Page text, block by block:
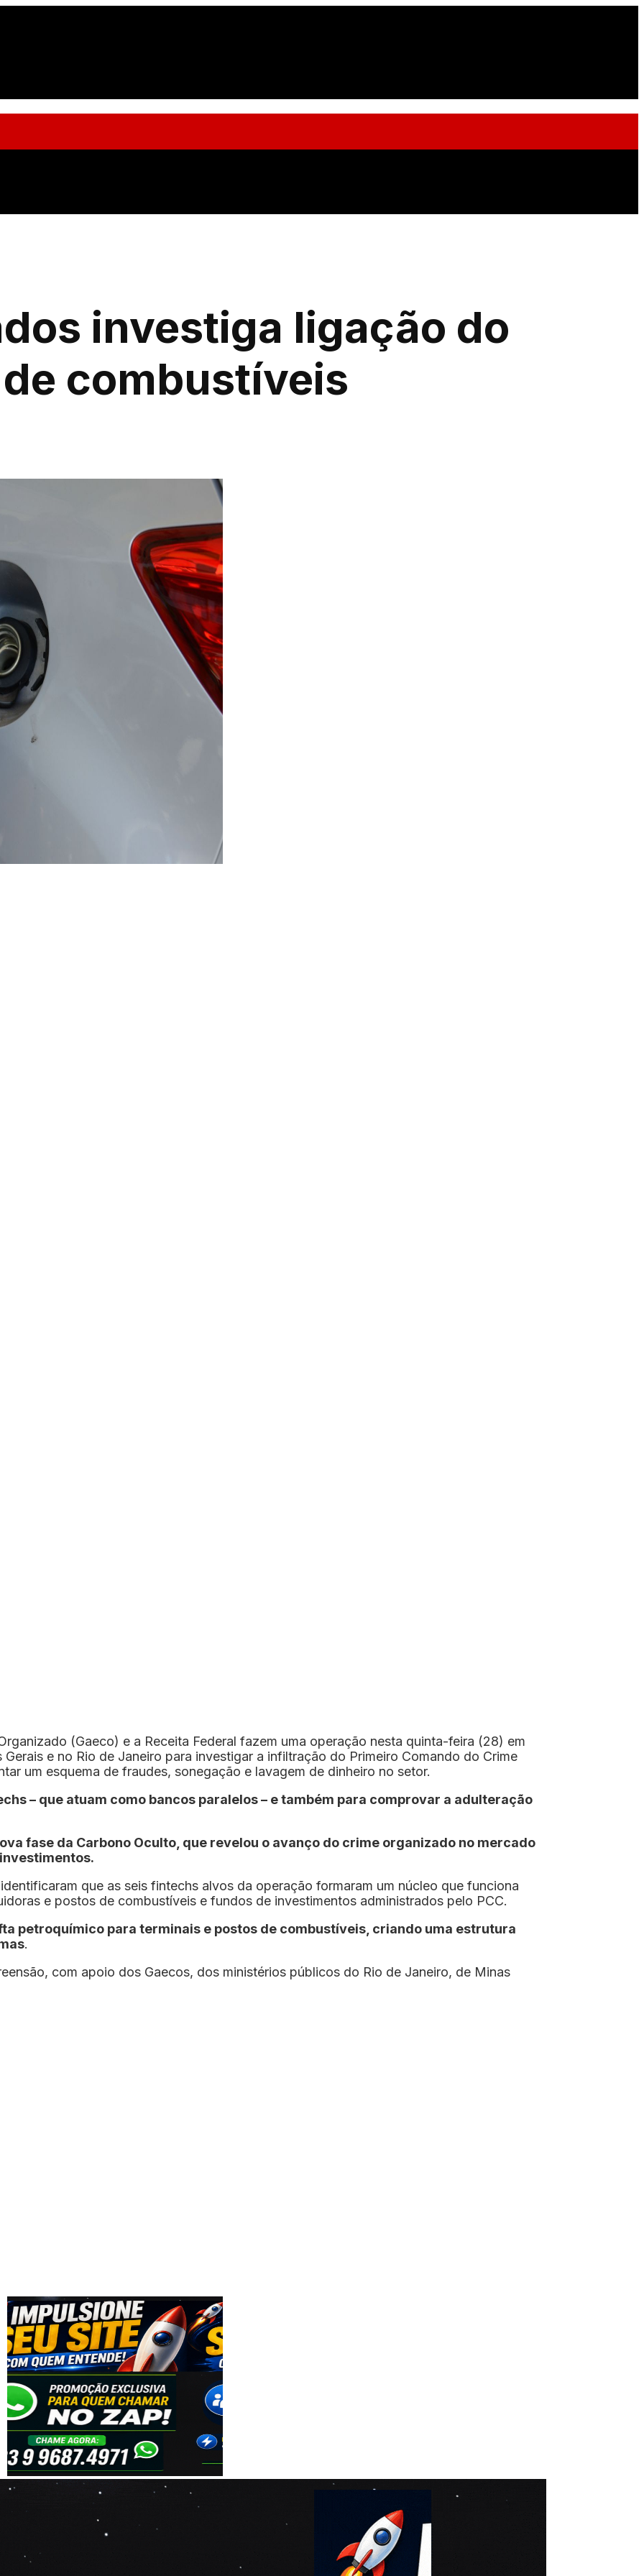
investiga ligação do
combustíveis
(Gaeco) e a Receita Federal fazem uma operação nesta quinta-feira (28) em
e no Rio de Janeiro para investigar a infiltração do Primeiro Comando do Crime
um esquema de fraudes, sonegação e lavagem de dinheiro no setor.
– que atuam como bancos paralelos – e também para comprovar a adulteração
fase da Carbono Oculto, que revelou o avanço do crime organizado no mercado
que as seis fintechs alvos da operação formaram um núcleo que funciona
e postos de combustíveis e fundos de investimentos administrados pelo PCC.
petroquímico para terminais e postos de combustíveis, criando uma estrutura
.
com apoio dos Gaecos, dos ministérios públicos do Rio de Janeiro, de Minas